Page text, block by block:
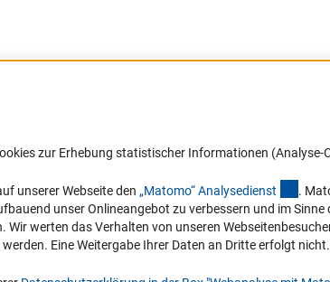
Barrierefreiheit
in Ihr Mailpostfach oder schauen
die Ausgaben online an.
Zum Newsletter
zur Erhebung statistischer Informationen (Analyse-
unserer Webseite den „Matomo“ Analysedienst
.
unser Onlineangebot zu verbessern und im
werten das Verhalten von unseren
Eine Weitergabe Ihrer Daten an Dritte erfolgt nicht.